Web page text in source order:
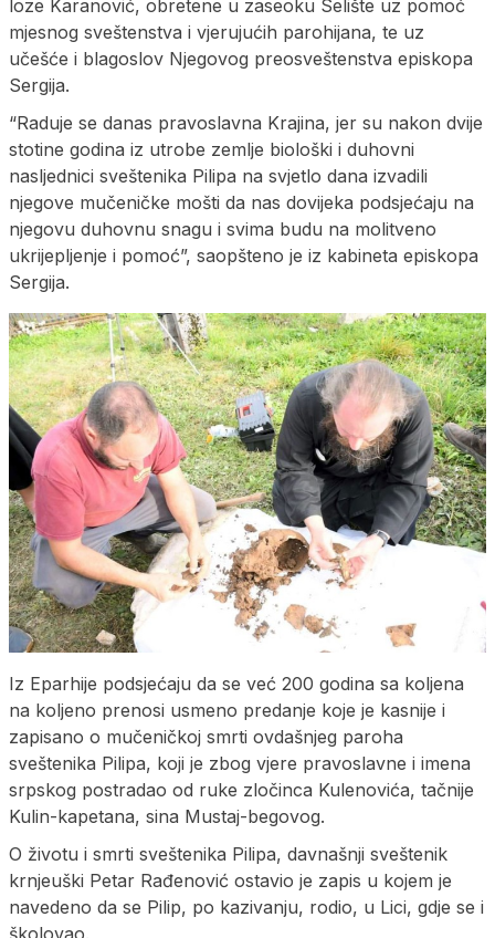
loze Karanović, obretene u zaseoku Selište uz pomoć
mjesnog sveštenstva i vjerujućih parohijana, te uz
učešće i blagoslov Njegovog preosveštenstva episkopa
Sergija.
“Raduje se danas pravoslavna Krajina, jer su nakon dvije
stotine godina iz utrobe zemlje biološki i duhovni
nasljednici sveštenika Pilipa na svjetlo dana izvadili
njegove mučeničke mošti da nas dovijeka podsjećaju na
njegovu duhovnu snagu i svima budu na molitveno
ukrijepljenje i pomoć”, saopšteno je iz kabineta episkopa
Sergija.
Iz Eparhije podsjećaju da se već 200 godina sa koljena
na koljeno prenosi usmeno predanje koje je kasnije i
zapisano o mučeničkoj smrti ovdašnjeg paroha
sveštenika Pilipa, koji je zbog vjere pravoslavne i imena
srpskog postradao od ruke zločinca Kulenovića, tačnije
Kulin-kapetana, sina Mustaj-begovog.
O životu i smrti sveštenika Pilipa, davnašnji sveštenik
krnjeuški Petar Rađenović ostavio je zapis u kojem je
navedeno da se Pilip, po kazivanju, rodio, u Lici, gdje se i